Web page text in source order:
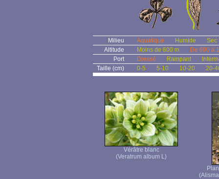
Milieu Aquatique Humide
Sec
Altitude
Moins de 600 m
De 600 à
Port
Dressé Rampant
Taille (cm)
0-5 5-10 10-20 20-
Vérâtre blanc
(Veratrum album L)